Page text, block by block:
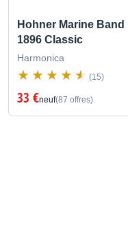
Hohner Marine Band
1896 Classic
Harmonica
(15)
33 €neuf(87 offres)